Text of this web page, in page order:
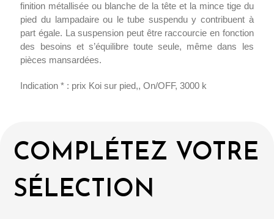
finition métallisée ou blanche de la tête et la mince tige du
pied du lampadaire ou le tube suspendu y contribuent à
part égale. La suspension peut être raccourcie en fonction
des besoins et s’équilibre toute seule, même dans les
pièces mansardées.
Indication * : prix Koi sur pied,, On/OFF, 3000 k
COMPLÉTEZ VOTRE
SÉLECTION